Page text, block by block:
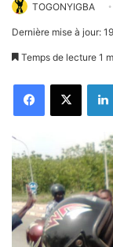
TOGONYIGBA
Dernière mise à jour:
Temps de lecture 1
FacebookX